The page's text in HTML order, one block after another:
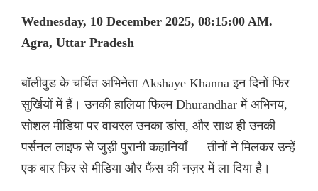
Wednesday, 10 December 2025, 08:15:00 AM.
Agra, Uttar Pradesh
बॉलीवुड के चर्चित अभिनेता Akshaye Khanna इन दिनों फिर
सुर्खियों में हैं। उनकी हालिया फिल्म Dhurandhar में अभिनय,
सोशल मीडिया पर वायरल उनका डांस, और साथ ही उनकी
पर्सनल लाइफ से जुड़ी पुरानी कहानियाँ — तीनों ने मिलकर उन्हें
एक बार फिर से मीडिया और फैंस की नज़र में ला दिया है।